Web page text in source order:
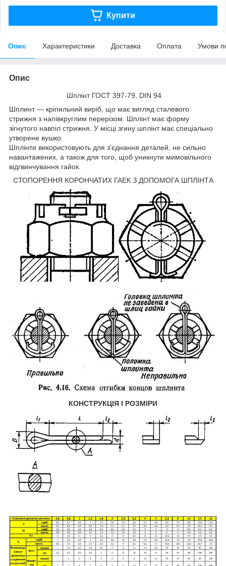
Купити
Опис Характеристики Доставка Оплата Умови
Опис
Шплінт ГОСТ 397-79, DIN 94
Шплинт— кріпильний виріб, що має вигляд сталевого
стрижня з напівкруглим перерізом. Шплінт має форму
зігнутого навпіл стрижня. У місці згину шплінт має спеціально
утворене вушко.
Шплінти використовують для з'єднання деталей, не сильно
навантажених, а також для того, щоб уникнути мимовільного
відгвинчування гайок.
СТОПОРЕННЯ КОРОНЧАТИХ ГАЕК З ДОПОМОГА ШПЛІНТА
КОНСТРУКЦІЯ І РОЗМІРИ